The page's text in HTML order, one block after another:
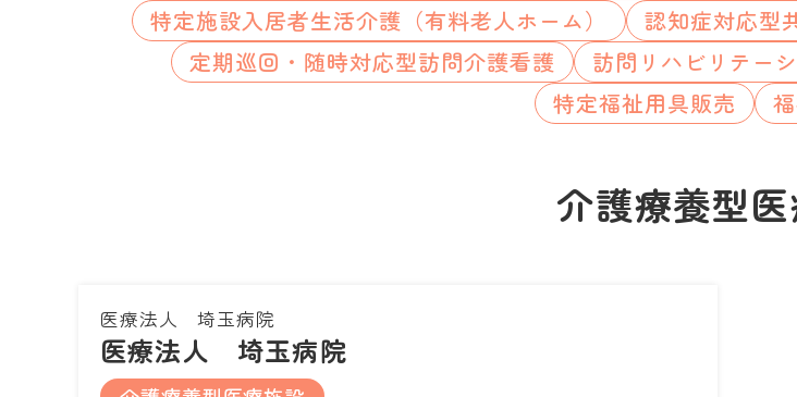
特定施設入居者生活介護（有料老人ホーム）
認知症対応型
定期巡回・随時対応型訪問介護看護
訪問リハビリテー
特定福祉用具販売
介護療養型
医療法人 埼玉病院
医療法人 埼玉病院